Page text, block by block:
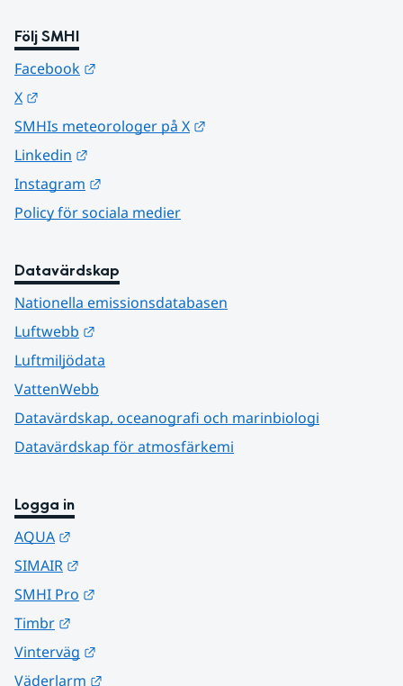
Följ SMHI
Facebook
X
SMHIs meteorologer på X
Linkedin
Instagram
Policy för sociala medier
Datavärdskap
Nationella emissionsdatabasen
Luftwebb
Luftmiljödata
VattenWebb
Datavärdskap, oceanografi och marinbiologi
Datavärdskap för atmosfärkemi
Logga in
AQUA
SIMAIR
SMHI Pro
Timbr
Vinterväg
Väderlarm